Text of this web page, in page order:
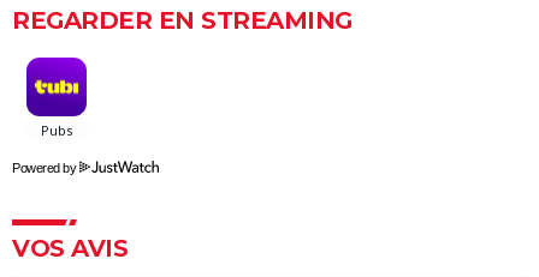
Rémi sans famille : bande-annonce et date de sortie
REGARDER EN STREAMING
Powered by
VOS AVIS